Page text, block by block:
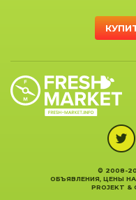
© 2008-
ОБЪЯВЛЕНИЯ, ЦЕНЫ
PROJEKT &